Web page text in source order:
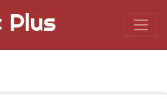
Plus